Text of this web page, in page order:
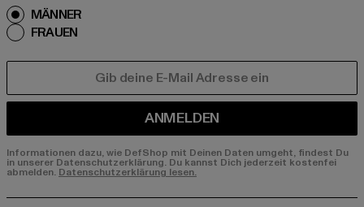
MÄNNER
FRAUEN
ANMELDEN
Informationen dazu, wie DefShop mit Deinen Daten umgeht, findest Du
in unserer Datenschutzerklärung. Du kannst Dich jederzeit kostenfei
abmelden. Datenschutzerklärung lesen.